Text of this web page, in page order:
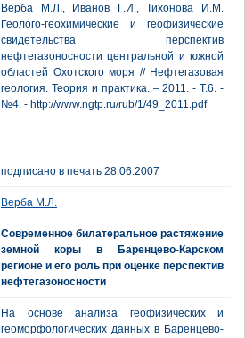
Верба М.Л., Иванов Г.И., Тихонова И.М.
Геолого-геохимические и геофизические
свидетельства перспектив
нефтегазоносности центральной и южной
областей Охотского моря // Нефтегазовая
геология. Теория и практика. – 2011. - Т.6. -
№4. - http://www.ngtp.ru/rub/1/49_2011.pdf
подписано в печать 28.06.2007
Верба М.Л.
Современное билатеральное растяжение
земной коры в Баренцево-Карском
регионе и его роль при оценке перспектив
нефтегазоносности
На основе анализа геофизических и
геоморфологических данных в Баренцево-